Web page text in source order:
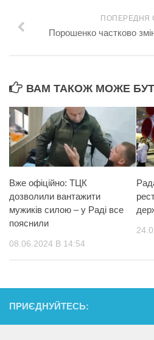
ПОПЕРЕДНЯ
Порошенко частково
ВАМ ТАКОЖ МОЖЕ
Вже офіційно: ТЦК
дозволили вантажити
мужиків силою – у Раді все
пояснили
08.06.2024 В 14:54
ПРИЄДНУЙТЕСЬ: